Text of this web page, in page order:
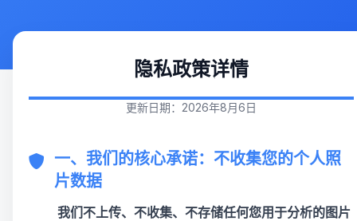
隐私政策详情
更新日期：2026年8月6日
一、我们的核心承诺：不收集您的个人照
片数据
我们不上传、不收集、不存储任何您用于分析的图片